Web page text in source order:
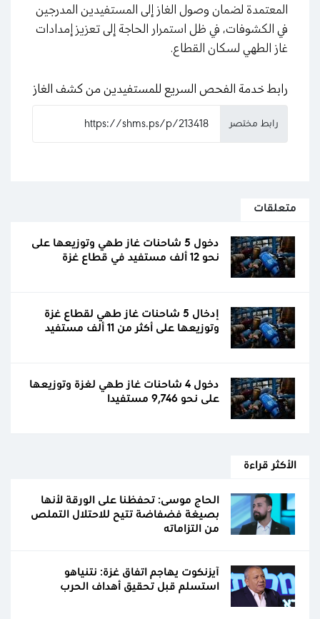
المعتمدة لضمان وصول الغاز إلى المستفيدين المدرجين
في الكشوفات، في ظل استمرار الحاجة إلى تعزيز إمدادات
غاز الطهي لسكان القطاع.
رابط خدمة الفحص السريع للمستفيدين من كشف الغاز
رابط مختصر
متعلقات
دخول 5 شاحنات غاز طهي وتوزيعها على
نحو 12 ألف مستفيد في قطاع غزة
إدخال 5 شاحنات غاز طهي لقطاع غزة
وتوزيعها على أكثر من 11 ألف مستفيد
دخول 4 شاحنات غاز طهي لغزة وتوزيعها
على نحو 9,746 مستفيدا
الأكثر قراءة
الحاج موسى: تحفظنا على الورقة لأنها
بصيغة فضفاضة تتيح للاحتلال التملص
من التزاماته
آيزنكوت يهاجم اتفاق غزة: نتنياهو
استسلم قبل تحقيق أهداف الحرب